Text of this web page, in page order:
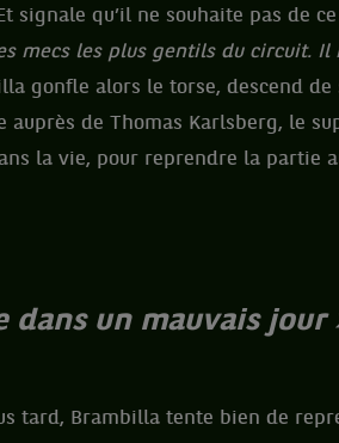
signale qu’il ne souhaite pas de
mecs les plus gentils du circuit.
gonfle alors le torse, descend
auprès de Thomas Karlsberg, le
la vie, pour reprendre la partie
dans un mauvais jour
tard, Brambilla tente bien de